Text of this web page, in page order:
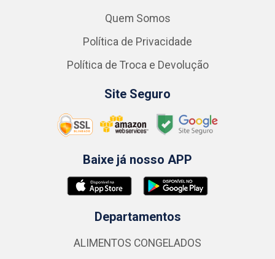
Quem Somos
Política de Privacidade
Política de Troca e Devolução
Site Seguro
Baixe já nosso APP
Departamentos
ALIMENTOS CONGELADOS